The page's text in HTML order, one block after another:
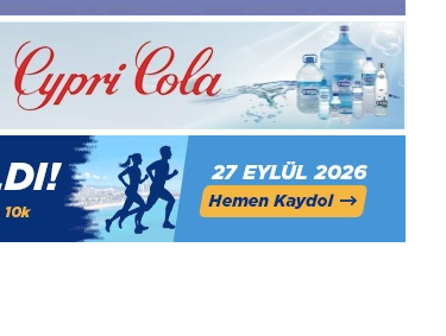
Pazartesi
2025,
Gıynık
Medya
manşetleri
1 Aralık 2025
1 Aralık Pazartesi 2025, Gıynık
Medya manşetleri